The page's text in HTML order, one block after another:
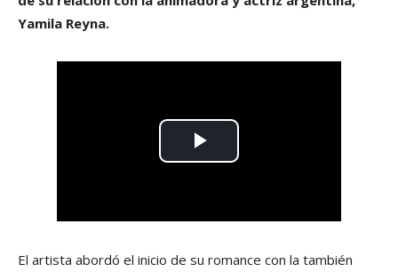
Yamila Reyna.
El artista abordó el inicio de su romance con la también